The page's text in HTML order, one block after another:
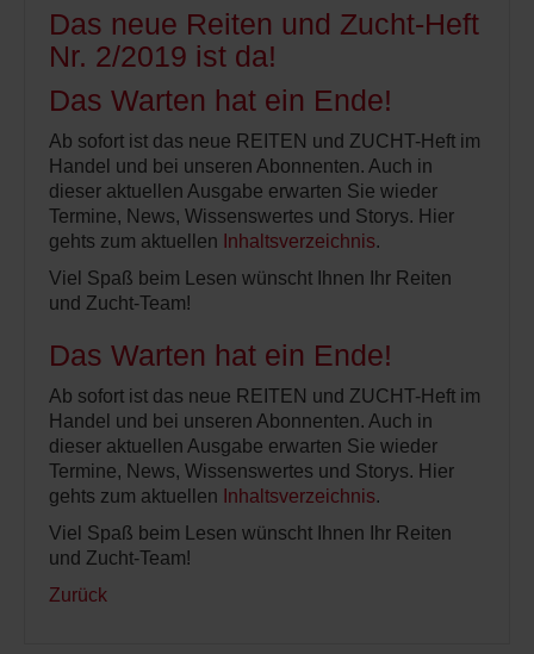
Das neue Reiten und Zucht-Heft
Nr. 2/2019 ist da!
Das Warten hat ein Ende!
Ab sofort ist das neue REITEN und ZUCHT-Heft im
Handel und bei unseren Abonnenten. Auch in
dieser aktuellen Ausgabe erwarten Sie wieder
Termine, News, Wissenswertes und Storys. Hier
gehts zum aktuellen Inhaltsverzeichnis.
Viel Spaß beim Lesen wünscht Ihnen Ihr Reiten
und Zucht-Team!
Das Warten hat ein Ende!
Ab sofort ist das neue REITEN und ZUCHT-Heft im
Handel und bei unseren Abonnenten. Auch in
dieser aktuellen Ausgabe erwarten Sie wieder
Termine, News, Wissenswertes und Storys. Hier
gehts zum aktuellen Inhaltsverzeichnis.
Viel Spaß beim Lesen wünscht Ihnen Ihr Reiten
und Zucht-Team!
Zurück